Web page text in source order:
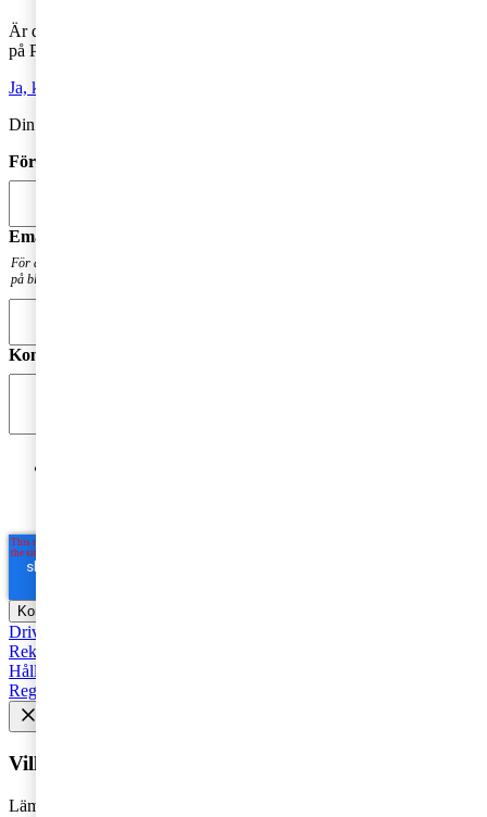
Är du intresserad av våra tjänster och vill komma i kontakt med oss
på PwC?
Ja, kontakta mig
Din kommentar publiceras i anslutning till blogginlägget.
Förnamn
Email
För att få en notis när din fråga har besvarats. Din mailadress kommer inte att publiceras
på bloggen.
Kommentar
Driva företag
Rekommenderad
Hållbarhet
Regelverk
Vill du få senaste nytt i inkorgen?
Lämna din e-postadress för att få marknadsinsikter, tips och